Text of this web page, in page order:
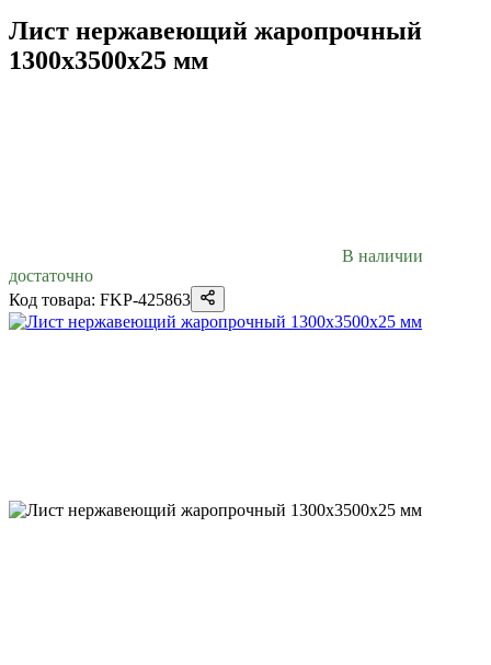
Лист нержавеющий жаропрочный
1300х3500х25 мм
В наличии
достаточно
Код товара: FKP-425863